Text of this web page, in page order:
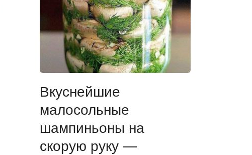
Вкуснейшие
малосольные
шампиньоны на
скорую руку —